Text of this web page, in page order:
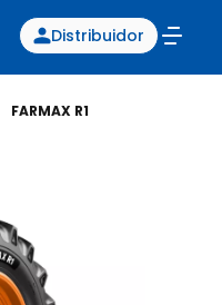
Distribuidor
FARMAX R1